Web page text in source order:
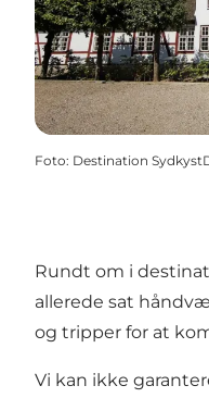
Foto: Destination
Rundt om i
allerede sat
og tripper for at
Vi kan ikke